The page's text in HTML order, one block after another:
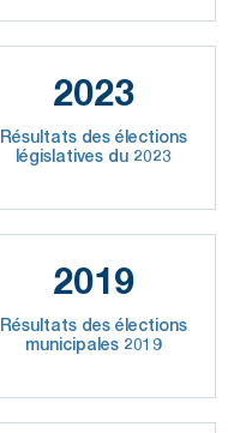
2023
Résultats des élections
législatives du 2023
2019
Résultats des élections
municipales 2019